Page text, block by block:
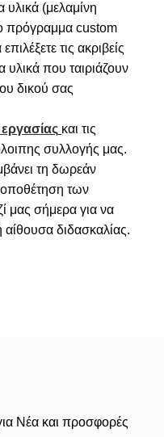
υλικά (μελαμίνη
πρόγραμμα custom
τις ακριβείς
υλικά που ταιριάζουν
δικού σας
και τις
συλλογής μας.
τη δωρεάν
των
μας σήμερα για να
αίθουσα διδασκαλίας.
Νέα και προσφορές